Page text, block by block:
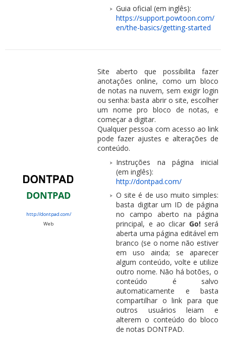
Guia oficial (em inglês):
https://support.powtoon.com/
en/the-basics/getting-started
DONTPAD
http://dontpad.com/
Web
Site aberto que possibilita fazer
anotações online, como um bloco
de notas na nuvem, sem exigir login
ou senha: basta abrir o site, escolher
um nome pro bloco de notas, e
começar a digitar.
Qualquer pessoa com acesso ao link
pode fazer ajustes e alterações de
conteúdo.
Instruções na página inicial
(em inglês):
http://dontpad.com/
O site é de uso muito simples:
basta digitar um ID de página
no campo aberto na página
principal, e ao clicar Go!será
aberta uma página editável em
branco (se o nome não estiver
em uso ainda; se aparecer
algum conteúdo, volte e utilize
outro nome. Não há botões, o
conteúdo é salvo
automaticamente e basta
compartilhar o link para que
outros usuários leiam e
alterem o conteúdo do bloco
de notas DONTPAD.